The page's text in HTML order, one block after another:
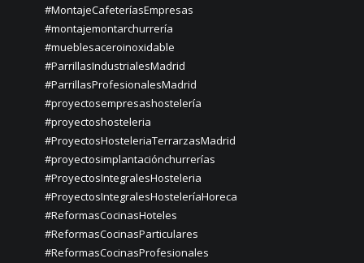
#MontajeCafeteríasEmpresas
#montajemontarchurrería
#mueblesaceroinoxidable
#ParrillasIndustrialesMadrid
#ParrillasProfesionalesMadrid
#proyectosempresashostelería
#proyectoshosteleria
#ProyectosHosteleriaTerrarzasMadrid
#proyectosimplantaciónchurrerías
#ProyectosIntegralesHosteleria
#ProyectosIntegralesHosteleríaHoreca
#ReformasCocinasHoteles
#ReformasCocinasParticulares
#ReformasCocinasProfesionales